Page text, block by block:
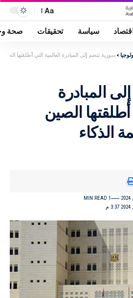
Aa
سياسة تحقيقات صحة
> سورية تنضم إلى المبادرة العالمية التي أطلقتها
المبادرة
أطلقتها الصين
الذكاء
1 MIN READ